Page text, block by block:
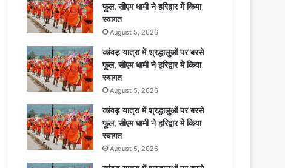
फूल, सीएम धामी ने हरिद्वार में किया
स्वागत
August 5, 2026
कांवड़ यात्रा में श्रद्धालुओं पर बरसे
फूल, सीएम धामी ने हरिद्वार में किया
स्वागत
August 5, 2026
कांवड़ यात्रा में श्रद्धालुओं पर बरसे
फूल, सीएम धामी ने हरिद्वार में किया
स्वागत
August 5, 2026